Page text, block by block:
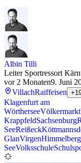
Albin Tilli
Leiter Sportressort
vor 2 Monaten9. Juni
VillachRaiffeisen
Klagenfurt am
WörtherseeVölkermarkt
KrappfeldSachsenburg
SeeReißeck
GlanVirgenHimmelberg
SeeVolksschule